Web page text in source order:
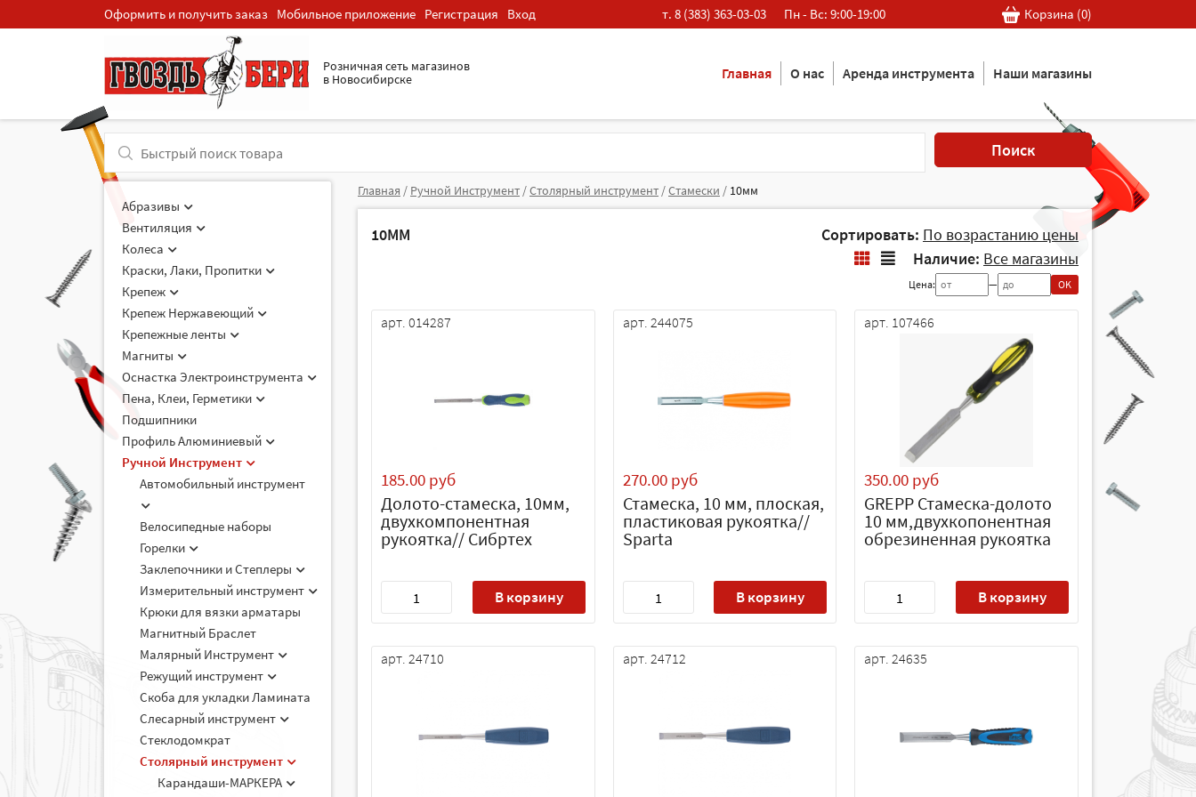
Оформить и получить заказ Мобильное приложение Регистрация Вход т. 8 (383) 363-03-03 Пн - Вс: 9:00-19:00 Корзина (0)
Розничная cеть магазинов
в Новосибирске
Главная О нас Аренда инструмента Наши магазины
Поиск
Абразивы
Вентиляция
Колеса
Краски, Лаки, Пропитки
Крепеж
Крепеж Нержавеющий
Крепежные ленты
Магниты
Оснастка Электроинструмента
Пена, Клеи, Герметики
Подшипники
Профиль Алюминиевый
Ручной Инструмент
Автомобильный инструмент
Велосипедные наборы
Горелки
Заклепочники и Степлеры
Измерительный инструмент
Крюки для вязки арматары
Магнитный Браслет
Малярный Инструмент
Режущий инструмент
Скоба для укладки Ламината
Слесарный инструмент
Стеклодомкрат
Столярный инструмент
Карандаши-МАРКЕРА
Главная / Ручной Инструмент /Столярный инструмент /Стамески / 10мм
10ММ Сортировать: По возрастанию цены
Наличие: Все магазины
Цена: — OK
арт. 014287
185.00 руб
Долото-стамеска, 10мм,
двухкомпонентная
рукоятка// Сибртех
В корзину
арт. 244075
270.00 руб
Стамеска, 10 мм, плоская,
пластиковая рукоятка//
Sparta
В корзину
арт. 107466
350.00 руб
GREPP Стамеска-долото
10 мм,двухкопонентная
обрезиненная рукоятка
В корзину
арт. 24710 арт. 24712 арт. 24635